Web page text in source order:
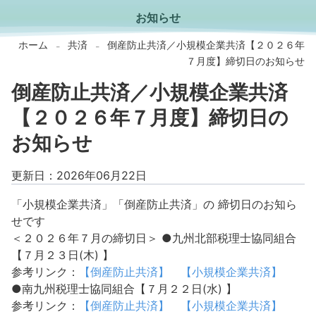
お知らせ
ホーム - 共済 -
倒産防止共済／小規模企業共済【２０２６年
７月度】締切日のお知らせ
倒産防止共済／小規模企業共済
【２０２６年７月度】締切日の
お知らせ
更新日：2026年06月22日
「小規模企業共済」「倒産防止共済」の 締切日のお知ら
せです
＜２０２６年７月の締切日＞ ●九州北部税理士協同組合
【７月２３日(木) 】
参考リンク：
【倒産防止共済】
【小規模企業共済】
●南九州税理士協同組合【７月２２日(水) 】
参考リンク：
【倒産防止共済】
【小規模企業共済】